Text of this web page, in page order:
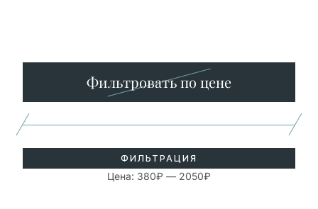
Фильтровать по цене
ФИЛЬТРАЦИЯ
Цена: 380₽ — 2050₽